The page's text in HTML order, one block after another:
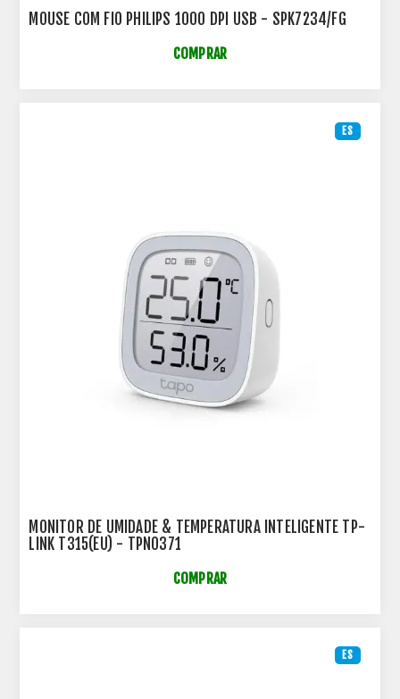
MOUSE COM FIO PHILIPS 1000 DPI USB - SPK7234/FG
COMPRAR
ES
MONITOR DE UMIDADE & TEMPERATURA INTELIGENTE TP-
LINK T315(EU) - TPN0371
COMPRAR
ES